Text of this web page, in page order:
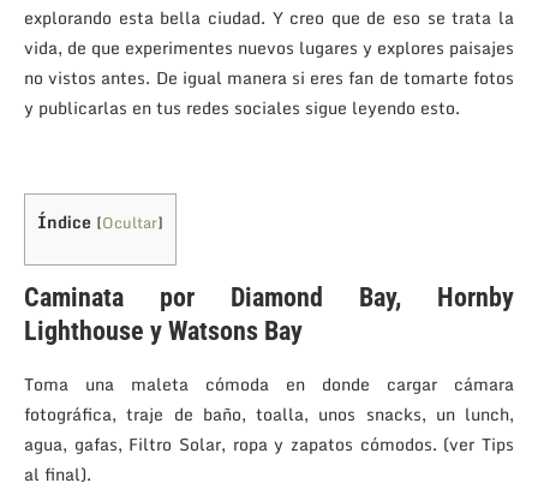
explorando esta bella ciudad. Y creo que de eso se trata la
vida, de que experimentes nuevos lugares y explores paisajes
no vistos antes. De igual manera si eres fan de tomarte fotos
y publicarlas en tus redes sociales sigue leyendo esto.
Índice [Ocultar]
Caminata por Diamond Bay, Hornby
Lighthouse y Watsons Bay
Toma una maleta cómoda en donde cargar cámara
fotográfica, traje de baño, toalla, unos snacks, un lunch,
agua, gafas, Filtro Solar, ropa y zapatos cómodos. (ver Tips
al final).